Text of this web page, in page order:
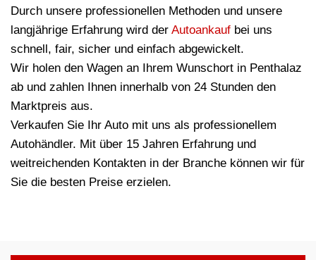
Durch unsere professionellen Methoden und unsere
langjährige Erfahrung wird der Autoankauf bei uns
schnell, fair, sicher und einfach abgewickelt.
Wir holen den Wagen an Ihrem Wunschort in Penthalaz
ab und zahlen Ihnen innerhalb von 24 Stunden den
Marktpreis aus.
Verkaufen Sie Ihr Auto mit uns als professionellem
Autohändler. Mit über 15 Jahren Erfahrung und
weitreichenden Kontakten in der Branche können wir für
Sie die besten Preise erzielen.